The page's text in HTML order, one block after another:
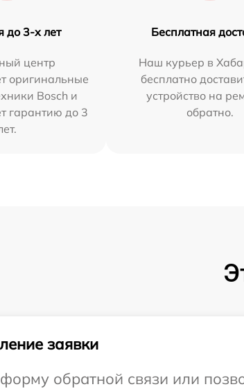
до 3-х лет
центр
оригинальные
Bosch и
гарантию до 3
Бесплатная
Наш курьер в
бесплатно
устройство на
обратно.
заявки
обратной связи или